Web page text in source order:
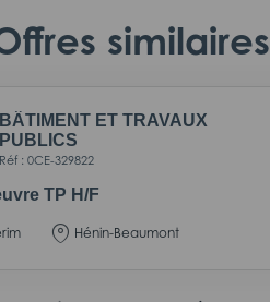
similaires
BÂTIMENT ET TRAVAUX
PUBLICS
Réf : 0CE-329822
TP H/F
Hénin-Beaumont